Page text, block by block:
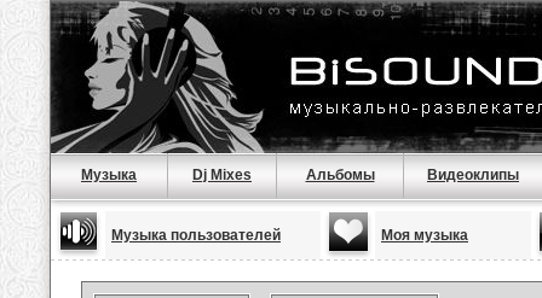
Музыка Dj Mixes Альбомы Видеоклипы
Музыка пользователей Моя музыка